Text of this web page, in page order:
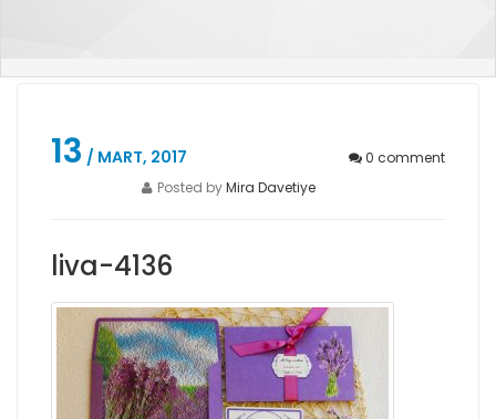
13 / MART, 2017 0 comment
Posted byMira Davetiye
liva-4136